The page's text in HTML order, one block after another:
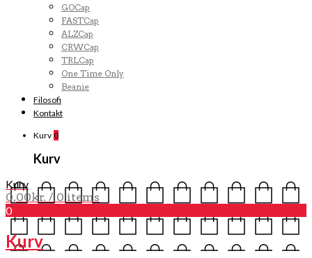
GOCap
FASTCap
ALZCap
CRWCap
TRLCap
One Time Only
Beanie
Filosofi
Kontakt
Kurv 0
Kurv
Kurv
0,00kr. / 0 items
0
Kurv